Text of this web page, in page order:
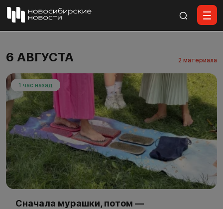
6 АВГУСТА 2 материала
1 час назад
Сначала мурашки, потом —